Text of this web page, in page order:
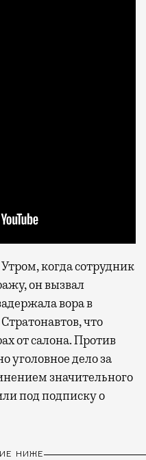
когда сотрудник
он вызвал
вора в
что
от салона. Против
уголовное дело за
значительного
под подписку о
НИЖЕ